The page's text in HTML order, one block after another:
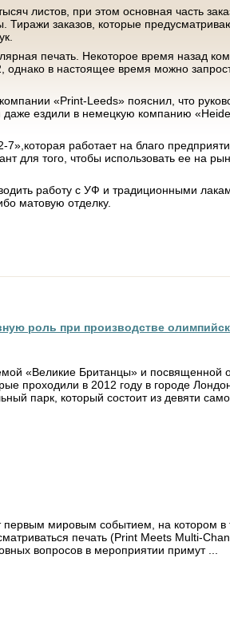
листов, при этом основная часть
заказов, которые
печать. Некоторое время назад
в настоящее время можно
«Print-Leeds» пояснил, что
ездили в немецкую компанию
работает на благо
для того, чтобы использовать ее на
работу с УФ и традиционными
матовую отделку.
роль при производстве
«Великие Британцы» и посвященной
проходили в 2012 году в городе
парк, который состоит из девяти
первым мировым событием, на котором в
печать (Print Meets Multi-
вопросов в мероприятии примут ...